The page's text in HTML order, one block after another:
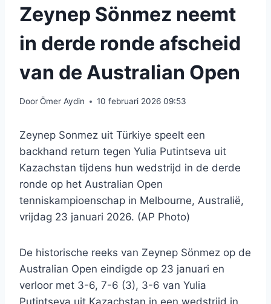
Zeynep Sönmez neemt
in derde ronde afscheid
van de Australian Open
DoorÖmer Aydin 10 februari 2026 09:53
Zeynep Sonmez uit Türkiye speelt een
backhand return tegen Yulia Putintseva uit
Kazachstan tijdens hun wedstrijd in de derde
ronde op het Australian Open
tenniskampioenschap in Melbourne, Australië,
vrijdag 23 januari 2026. (AP Photo)
De historische reeks van Zeynep Sönmez op de
Australian Open eindigde op 23 januari en
verloor met 3-6, 7-6 (3), 3-6 van Yulia